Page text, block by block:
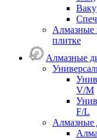
Алмазные
плитке
Алмазные
V/M
F/L
Алмазные